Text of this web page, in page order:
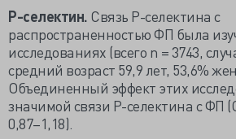
Р-селектин. Связь Р-селектина с
распространенностью ФП была
исследованиях (всего n = 3743,
средний возраст 59,9 лет, 53,6%
Объединенный эффект этих
значимой связи Р-селектина с ФП
0,87–1,18).